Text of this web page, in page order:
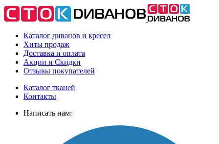
Каталог диванов и кресел
Хиты продаж
Доставка и оплата
Акции и Скидки
Отзывы покупателей
Каталог тканей
Контакты
Написать нам: